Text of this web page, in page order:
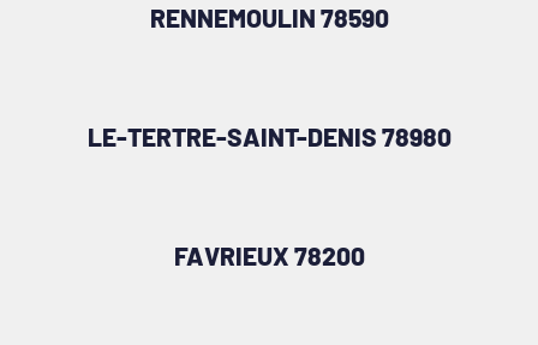
RENNEMOULIN 78590
LE-TERTRE-SAINT-DENIS 78980
FAVRIEUX 78200